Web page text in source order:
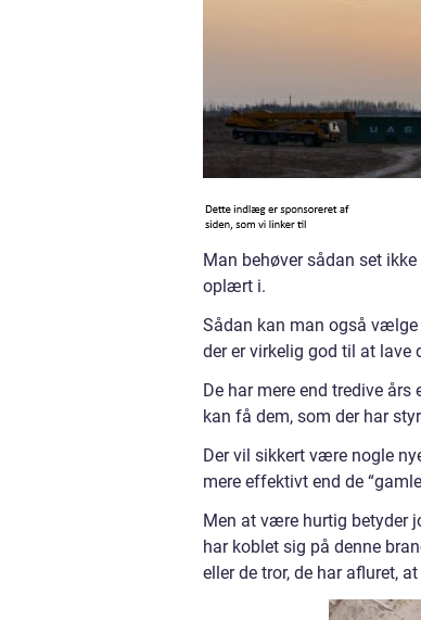
Man behøver sådan set
oplært i.
Sådan kan man også vælge
der er virkelig god til at lave
De har mere end tredive
kan få dem, som der har
Der vil sikkert være nogle
mere effektivt end de
Men at være hurtig betyder
har koblet sig på denne
eller de tror, de har afluret,